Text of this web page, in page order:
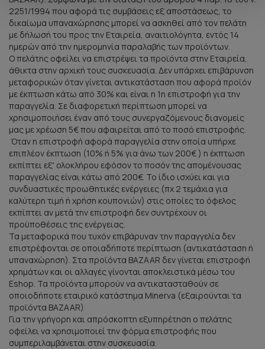
2251/1994 που αφορά τις συμβάσεις εξ αποστάσεως, το
δικαίωμα υπαναχώρησης μπορεί να ασκηθεί από τον πελάτη
με δήλωσή του προς την Εταιρεία, αναιτιολόγητα, εντός 14
ημερών από την ημερομηνία παραλαβής των προϊόντων.
Ο πελάτης οφείλει να επιστρέψει τα προϊόντα στην Εταιρεία,
άθικτα στην αρχική τους συσκευασία. Δεν υπάρχει επιβάρυνση
μεταφορικών όταν γίνεται αντικατάσταση που αφορά προϊόν
με έκπτωση κάτω από 30% και είναι η 1η επιστροφή για την
παραγγελία. Σε διαφορετική περίπτωση μπορεί να
χρησιμοποιήσει έναν από τους συνεργαζόμενους διανομείς
μας με χρέωση 5€ που αφαιρείται από το ποσό επιστροφής.
Όταν η επιστροφή αφορά παραγγελία στην οποία υπήρχε
επιπλέον έκπτωση (10% ή 5% για άνω των 200€ ) η έκπτωση
εκπίπτει εξ' ολοκλήρου εφόσον το ποσόν της απομένουσας
παραγγελίας είναι κάτω από 200€. Το ίδιο ισχύει και για
συνδυαστικές προωθητικές ενέργειες (πχ 2 τεμάχια για
καλύτερη τιμή ή χρήση κουπονιών) στις οποίες το όφελος
εκπίπτει αν μετά την επιστροφή δεν συντρέχουν οι
προϋποθέσεις της ενέργειας.
Τα μεταφορικά που τυχόν επιβάρυναν την παραγγελία δεν
επιστρέφονται σε οποιαδήποτε περίπτωση (αντικατάσταση ή
υπαναχώρηση). Στα προϊόντα BAZAAR δεν γίνεται επιστροφή
χρημάτων και οι αλλαγές γίνονται αποκλειστικά μέσω του
Eshop. Τα προϊόντα μπορούν να αντικατασταθούν σε
οποιοδήποτε εταιρικό κατάστημα Minerva (εξαιρούνται τα
προϊόντα BAZAAR)
Για την γρήγορη και απρόσκοπτη εξυπηρέτηση ο πελάτης
οφείλει να χρησιμοποιεί την φόρμα επιστροφής που
συμπεριλαμβάνεται στην συσκευασία.